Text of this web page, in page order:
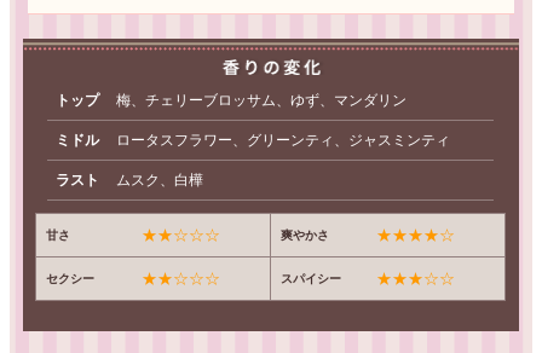
トップ 梅、チェリーブロッサム、ゆず、マンダリン
ミドル ロータスフラワー、グリーンティ、ジャスミンティ
ラスト ムスク、白樺
甘さ ★★☆☆☆ 爽やかさ ★★★★☆
セクシー ★★☆☆☆ スパイシー ★★★☆☆